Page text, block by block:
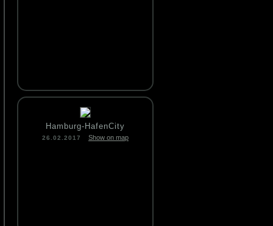
Hamburg-HafenCity
26.02.2017 Show on map